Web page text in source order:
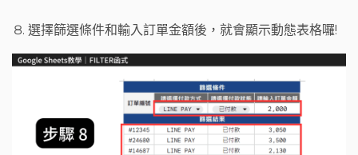
選擇篩選條件和輸入訂單金額後，就會顯示動態表格囉!